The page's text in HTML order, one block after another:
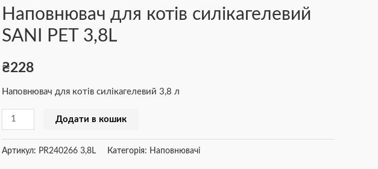
Наповнювач для котів силікагелевий
SANI PET 3,8L
₴228
Наповнювач для котів силікагелевий 3,8 л
SANI
PET
кількість
Додати в кошик
Артикул: PR240266 3,8L Категорія: Наповнювачі